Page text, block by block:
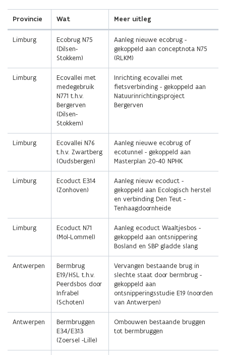
Provincie Wat Meer uitleg
Limburg
Ecobrug N75
(Dilsen-
Stokkem)
Aanleg nieuwe ecobrug -
gekoppeld aan conceptnota N75
(RLKM)
Limburg
Ecovallei met
medegebruik
N771 t.h.v.
Bergerven
(Dilsen-
Stokkem)
Inrichting ecovallei met
fietsverbinding - gekoppeld aan
Natuurinrichtingsproject
Bergerven
Limburg
Ecovallei N76
t.h.v. Zwartberg
(Oudsbergen)
Aanleg nieuwe ecobrug of
ecotunnel - gekoppeld aan
Masterplan 20-40 NPHK
Limburg
Ecoduct E314
(Zonhoven)
Aanleg nieuw ecoduct -
gekoppeld aan Ecologisch herstel
en verbinding Den Teut -
Tenhaagdoornheide
Limburg
Ecoduct N71
(Mol-Lommel)
Aanleg ecoduct Waaltjesbos -
gekoppeld aan ontsnippering
Bosland en SBP gladde slang
Antwerpen
Bermbrug
E19/HSL t.h.v.
Peerdsbos door
Infrabel
(Schoten)
Vervangen bestaande brug in
slechte staat door bermbrug -
gekoppeld aan
ontsnipperingsstudie E19 (noorden
van Antwerpen)
Antwerpen
Bermbruggen
E34/E313
(Zoersel -Lille)
Ombouwen bestaande bruggen
tot bermbruggen